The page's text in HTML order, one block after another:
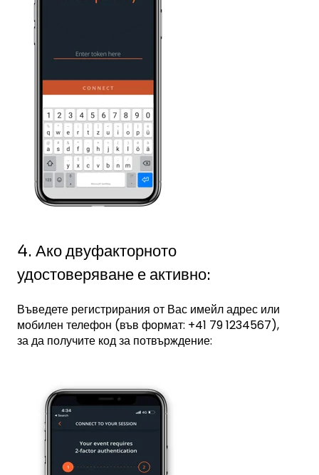
4. Ако двуфакторното
удостоверяване е активно:
Въведете регистрирания от Вас имейл адрес или
мобилен телефон (във формат: +41 79 1234567),
за да получите код за потвърждение: